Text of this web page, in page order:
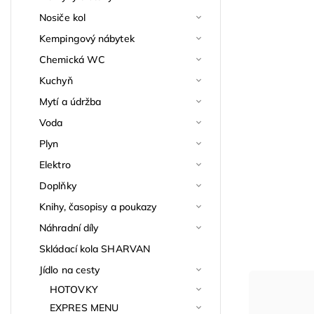
Nosiče kol
Kempingový nábytek
Chemická WC
Kuchyň
Mytí a údržba
Voda
Plyn
Elektro
Doplňky
Knihy, časopisy a poukazy
Náhradní díly
Skládací kola SHARVAN
Jídlo na cesty
HOTOVKY
EXPRES MENU